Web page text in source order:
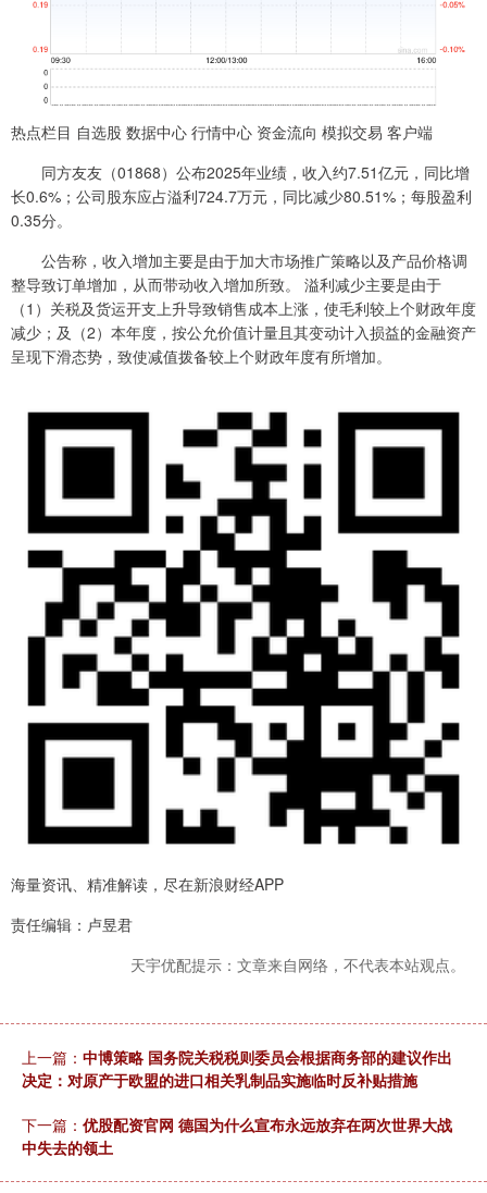
热点栏目 自选股 数据中心 行情中心 资金流向 模拟交易 客户端
同方友友（01868）公布2025年业绩，收入约7.51亿元，同比增
长0.6%；公司股东应占溢利724.7万元，同比减少80.51%；每股盈利
0.35分。
公告称，收入增加主要是由于加大市场推广策略以及产品价格调
整导致订单增加，从而带动收入增加所致。 溢利减少主要是由于
（1）关税及货运开支上升导致销售成本上涨，使毛利较上个财政年度
减少；及（2）本年度，按公允价值计量且其变动计入损益的金融资产
呈现下滑态势，致使减值拨备较上个财政年度有所增加。
海量资讯、精准解读，尽在新浪财经APP
责任编辑：卢昱君
天宇优配提示：文章来自网络，不代表本站观点。
上一篇： 中博策略 国务院关税税则委员会根据商务部的建议作出
决定：对原产于欧盟的进口相关乳制品实施临时反补贴措施
下一篇： 优股配资官网 德国为什么宣布永远放弃在两次世界大战
中失去的领土